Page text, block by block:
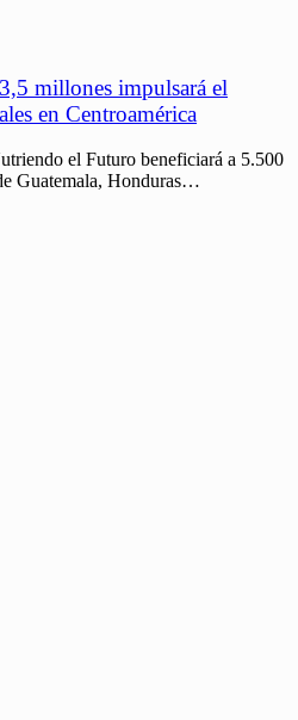
millones impulsará el
en Centroamérica
el Futuro beneficiará a 5.500
Guatemala, Honduras…